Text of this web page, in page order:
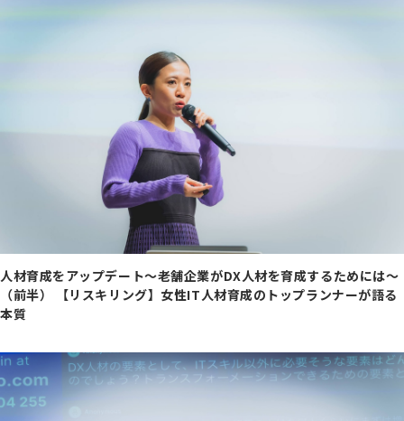
人材育成をアップデート～老舗企業がDX人材を育成するためには～
（前半） 【リスキリング】女性IT人材育成のトップランナーが語る
本質